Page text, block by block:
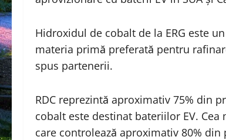
Hidroxidul de cobalt de la ERG este
materia primă preferată pentru
spus partenerii.
RDC reprezintă aproximativ 75% din
cobalt este destinat bateriilor EV.
care controlează aproximativ 80%